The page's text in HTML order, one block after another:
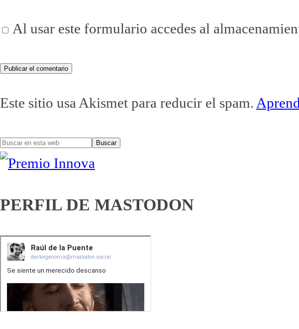
Al usar este formulario accedes al
Este sitio usa Akismet para reducir el spam.
Barra
principal
Buscar
en
web
PERFIL DE MASTODON